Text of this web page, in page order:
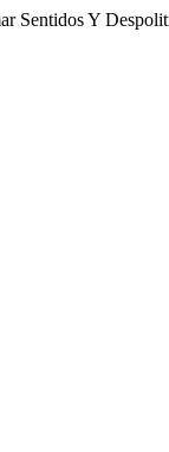
Sentidos Y